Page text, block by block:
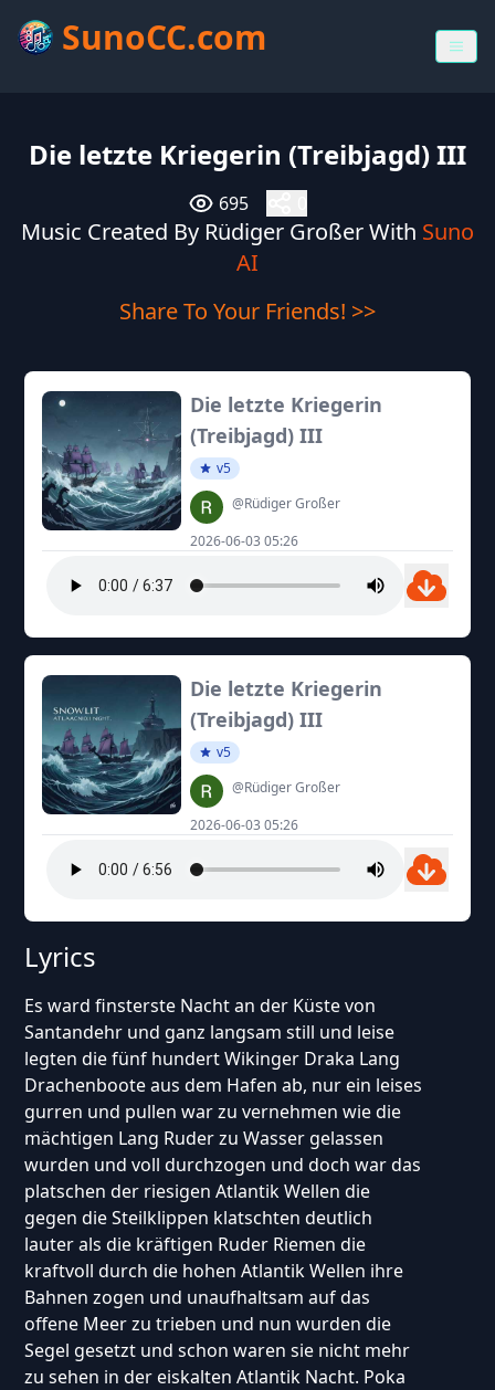
SunoCC.com
Die letzte Kriegerin (Treibjagd) III
695
Music Created By Rüdiger Großer With Suno
AI
Share To Your Friends! >>
Die letzte Kriegerin
(Treibjagd) III
v5
@Rüdiger Großer
2026-06-03 05:26
Die letzte Kriegerin
(Treibjagd) III
v5
@Rüdiger Großer
2026-06-03 05:26
Lyrics
Es ward finsterste Nacht an der Küste von
Santandehr und ganz langsam still und leise
legten die fünf hundert Wikinger Draka Lang
Drachenboote aus dem Hafen ab, nur ein leises
gurren und pullen war zu vernehmen wie die
mächtigen Lang Ruder zu Wasser gelassen
wurden und voll durchzogen und doch war das
platschen der riesigen Atlantik Wellen die
gegen die Steilklippen klatschten deutlich
lauter als die kräftigen Ruder Riemen die
kraftvoll durch die hohen Atlantik Wellen ihre
Bahnen zogen und unaufhaltsam auf das
offene Meer zu trieben und nun wurden die
Segel gesetzt und schon waren sie nicht mehr
zu sehen in der eiskalten Atlantik Nacht. Poka